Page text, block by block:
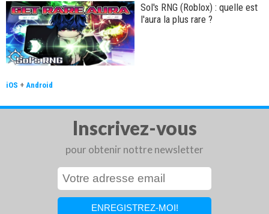
Sol's RNG (Roblox) : quelle est
l'aura la plus rare ?
iOS + Android
Inscrivez-vous
pour obtenir nottre newsletter